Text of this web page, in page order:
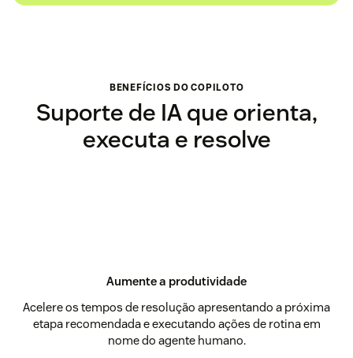
BENEFÍCIOS DO COPILOTO
Suporte de IA que orienta,
executa e resolve
Aumente a produtividade
Acelere os tempos de resolução apresentando a próxima
etapa recomendada e executando ações de rotina em
nome do agente humano.